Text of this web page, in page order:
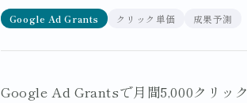
Google Ad Grants クリック単価 成果予測
Google Ad Grantsで月間5,000クリッ